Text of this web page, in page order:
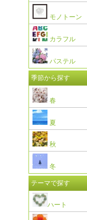
モノトーン
カラフル
パステル
季節から探す
春
夏
秋
冬
テーマで探す
ハート